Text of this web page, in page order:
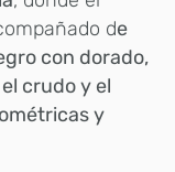
de
con dorado,
crudo y el
y